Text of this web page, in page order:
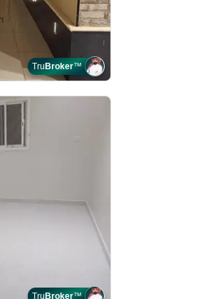
TruBroker™
™